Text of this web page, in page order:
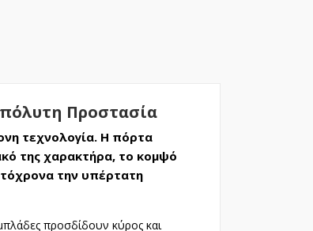
Προστασία
τεχνολογία. Η πόρτα
της χαρακτήρα, το κομψό
την υπέρτατη
προσδίδουν κύρος και